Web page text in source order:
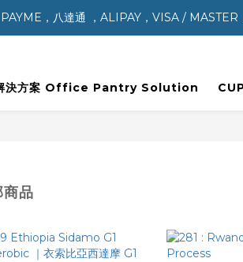
PAYME，八達通 ，ALIPAY，VISA /
決方案 Office Pantry Solution
商品